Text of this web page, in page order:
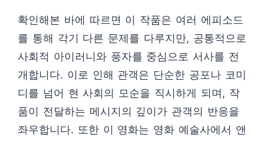
확인해본 바에 따르면 이 작품은 여러 에피소드
를 통해 각기 다른 문제를 다루지만, 공통적으로
사회적 아이러니와 풍자를 중심으로 서사를 전
개합니다. 이로 인해 관객은 단순한 공포나 코미
디를 넘어 현 사회의 모순을 직시하게 되며, 작
품이 전달하는 메시지의 깊이가 관객의 반응을
좌우합니다. 또한 이 영화는 영화 예술사에서 앤